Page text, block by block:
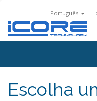
Português
Escolha